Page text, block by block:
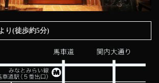
り(徒歩約5分)